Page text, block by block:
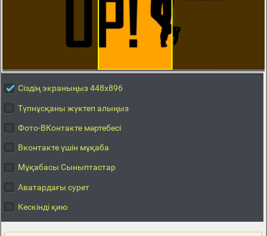
Сіздің экраныңыз 448x896
Түпнұсқаны жүктеп алыңыз
Фото-ВКонтакте мәртебесі
Вконтакте үшін мұқаба
Мұқабасы Сыныптастар
Аватардағы сурет
Кескінді қию